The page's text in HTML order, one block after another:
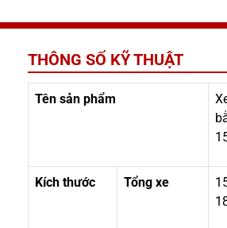
THÔNG SỐ KỸ THUẬT
Tên sản phẩm
Kích thước Tổng xe